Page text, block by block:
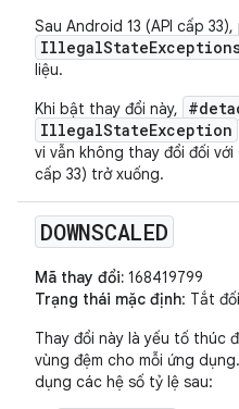
Sau Android 13 (API cấp
liệu.
Khi bật thay đổi này,
IllegalStateException
vi vẫn không thay đổi đối
cấp 33) trở xuống.
DOWNSCALED
Mã thay đổi: 168419799
Trạng thái mặc định: Tắt
Thay đổi này là yếu tố thúc
vùng đệm cho mỗi ứng
dụng các hệ số tỷ lệ sau: